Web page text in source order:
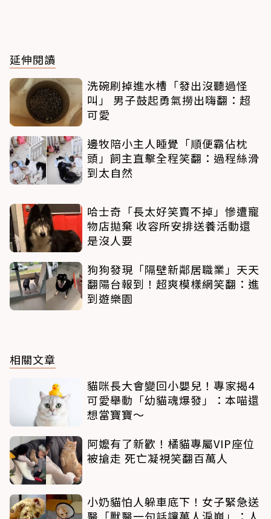
延伸閱讀
洗碗刷掉進水槽「發出沒聽過怪
叫」 男子鼓起勇氣撈出嗨翻：超
可愛
邊牧陪小主人睡覺「順便霸佔枕
頭」飼主直擊全程笑翻：過程絲滑
到太自然
哈士奇「長太好笑賣不掉」慘遭寵
物店拋棄 收容所安排送養活動還
是沒人要
狗狗發現「隔壁新鄰居職業」天天
翻陽台報到！超爽模樣網笑翻：進
到遊樂園
相關文章
貓咪長大會變回小嬰兒！專家揭4
可愛舉動「幼貓魂爆發」：本喵還
想當寶寶～
阿嬤有了新歡！橘貓專屬VIP座位
被搶走 死亡凝視笑翻百萬人
小奶貓怕人躲車底下！女子緊急送
醫「獸醫一句話讓萬人淚崩」：人